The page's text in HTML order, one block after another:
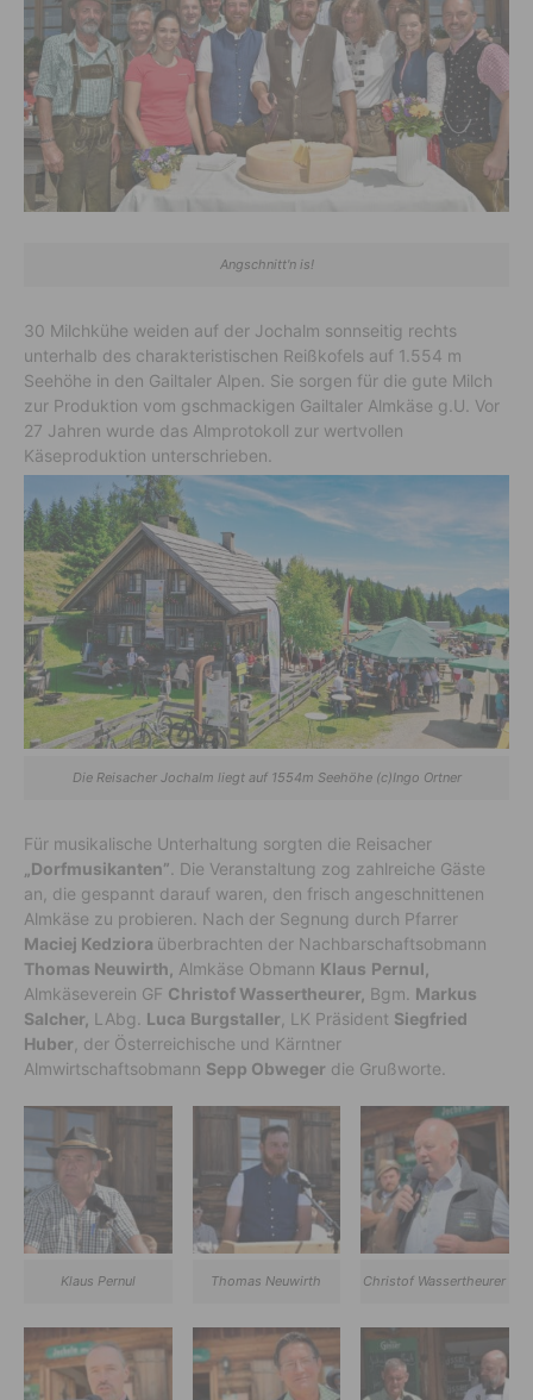
Angschnitt'n is!
30 Milchkühe weiden auf der Jochalm sonnseitig rechts
unterhalb des charakteristischen Reißkofels auf 1.554 m
Seehöhe in den Gailtaler Alpen. Sie sorgen für die gute Milch
zur Produktion vom gschmackigen Gailtaler Almkäse g.U. Vor
27 Jahren wurde das Almprotokoll zur wertvollen
Käseproduktion unterschrieben.
Die Reisacher Jochalm liegt auf 1554m Seehöhe (c)Ingo Ortner
Für musikalische Unterhaltung sorgten die Reisacher
„Dorfmusikanten” . Die Veranstaltung zog zahlreiche Gäste
an, die gespannt darauf waren, den frisch angeschnittenen
Almkäse zu probieren. Nach der Segnung durch Pfarrer
Maciej Kedziora überbrachten der Nachbarschaftsobmann
Thomas Neuwirth, Almkäse Obmann Klaus Pernul,
Almkäseverein GF Christof Wassertheurer, Bgm. Markus
Salcher, LAbg. Luca Burgstaller , LK Präsident Siegfried
Huber , der Österreichische und Kärntner
Almwirtschaftsobmann Sepp Obweger die Grußworte.
Klaus Pernul Thomas Neuwirth Christof Wassertheurer